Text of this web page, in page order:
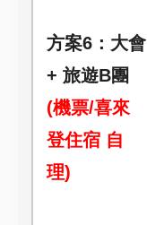
方案6：大會
+ 旅遊B團
(機票/喜來
登住宿 自
理)